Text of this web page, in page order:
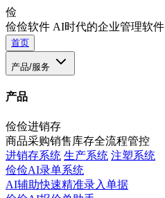
俭
俭俭软件 AI时代的企业管理软件
首页
产品/服务
产品
俭俭进销存
商品采购销售库存全流程管控
进销存系统 生产系统 注塑系统
俭俭AI录单系统
AI辅助快速精准录入单据